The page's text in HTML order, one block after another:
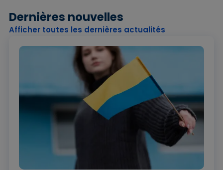
Dernières nouvelles
Afficher toutes les dernières actualités